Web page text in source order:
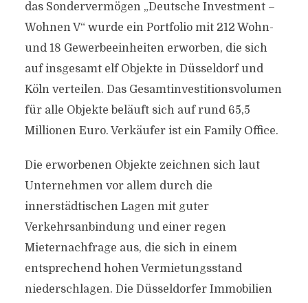
das Sondervermögen „Deutsche Investment –
Wohnen V“ wurde ein Portfolio mit 212 Wohn-
und 18 Gewerbeeinheiten erworben, die sich
auf insgesamt elf Objekte in Düsseldorf und
Köln verteilen. Das Gesamtinvestitionsvolumen
für alle Objekte beläuft sich auf rund 65,5
Millionen Euro. Verkäufer ist ein Family Office.
Die erworbenen Objekte zeichnen sich laut
Unternehmen vor allem durch die
innerstädtischen Lagen mit guter
Verkehrsanbindung und einer regen
Mieternachfrage aus, die sich in einem
entsprechend hohen Vermietungsstand
niederschlagen. Die Düsseldorfer Immobilien